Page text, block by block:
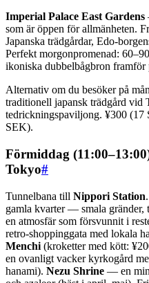
Imperial Palace East Gardens
som är öppen för allmänheten.
Japanska trädgårdar, Edo-
Perfekt morgonpromenad:
ikoniska dubbelbågbron
Alternativ om du besöker på
traditionell japansk trädgård vid
tedrickningspaviljong. ¥300 (17
SEK).
Förmiddag
Tokyo#
Tunnelbana till Nippori Station.
gamla kvarter — smala gränder,
en atmosfär som försvunnit i
retro-shoppinggata med lokala
Menchi (kroketter med kött:
en ovanligt vacker kyrkogård
hanami). Nezu Shrine — en